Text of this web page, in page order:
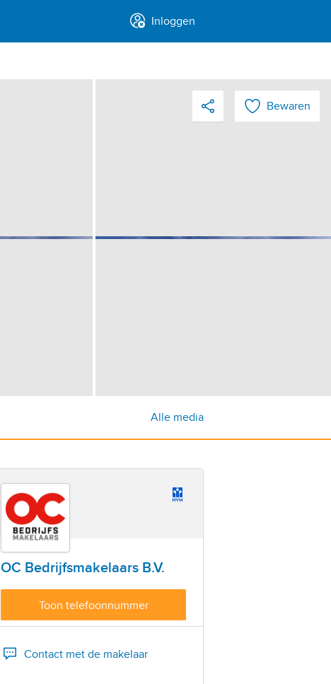
Inloggen
Bewaren
Alle media
OC Bedrijfsmakelaars B.V.
Toon telefoonnummer
Contact met de makelaar